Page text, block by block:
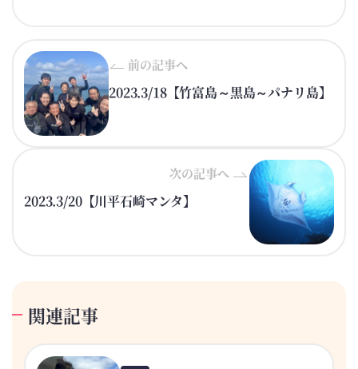
前の記事へ
2023.3/18【竹富島～黒島～パナリ島】
次の記事へ
2023.3/20【川平石崎マンタ】
関連記事